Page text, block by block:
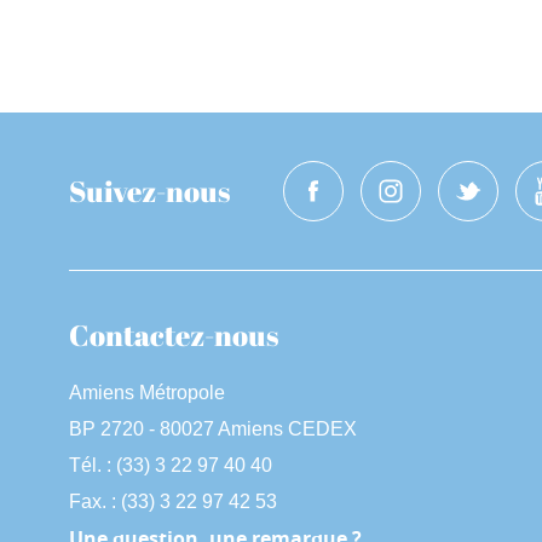
Suivez-nous
Contactez-nous
Amiens Métropole
BP 2720 - 80027 Amiens CEDEX
Tél. : (33) 3 22 97 40 40
Fax. : (33) 3 22 97 42 53